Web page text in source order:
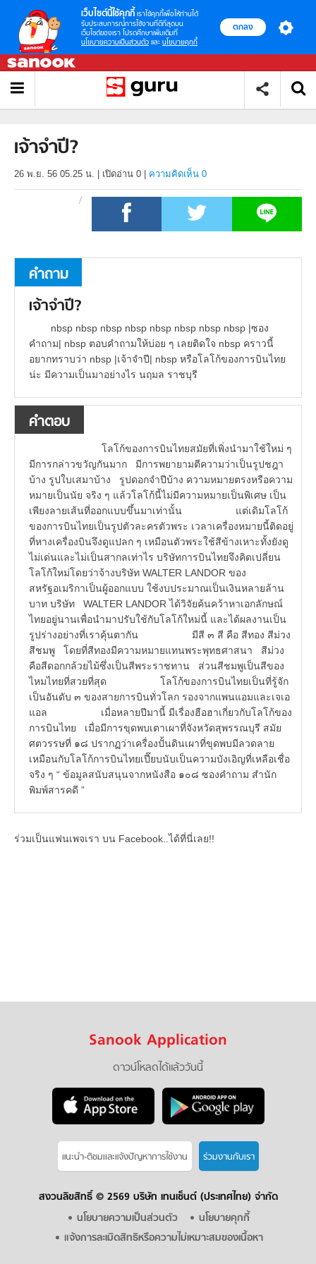
เว็บไซต์นี้ใช้คุกกี้ เราใช้คุกกี้เพื่อให้ท่านได้
รับประสบการณ์การใช้งานที่ดีที่สุดบน
เว็บไซต์ของเรา โปรดศึกษาเพิ่มเติมที่
นโยบายความเป็นส่วนตัว และ นโยบายคุกกี้
ตกลง
เจ้าจำปี?
26 พ.ย. 56 05.25 น. เปิดอ่าน 0 ความคิดเห็น 0
คำถาม
เจ้าจำปี?
nbsp nbsp nbsp nbsp nbsp nbsp nbsp nbsp |ซอง
คำถาม| nbsp ตอบคำถามให้บ่อย ๆ เลยติดใจ nbsp คราวนี้
อยากทราบว่า nbsp |เจ้าจำปี| nbsp หรือโลโก้ของการบินไทย
น่ะ มีความเป็นมาอย่างไร นฤมล ราชบุรี
คำตอบ
โลโก้ของการบินไทยสมัยที่เพิ่งนำมาใช้ใหม่ ๆ
มีการกล่าวขวัญกันมาก มีการพยายามตีความว่าเป็นรูปชฎา
บ้าง รูปใบเสมาบ้าง รูปดอกจำปีบ้าง ความหมายตรงหรือความ
หมายเป็นนัย จริง ๆ แล้วโลโก้นี้ไม่มีความหมายเป็นพิเศษ เป็น
เพียงลายเส้นที่ออกแบบขึ้นมาเท่านั้น แต่เดิมโลโก้
ของการบินไทยเป็นรูปตัวละครตัวพระ เวลาเครื่องหมายนี้ติดอยู่
ที่หางเครื่องบินจึงดูแปลก ๆ เหมือนตัวพระใช้สีข้างเหาะทั้งยังดู
ไม่เด่นและไม่เป็นสากลเท่าไร บริษัทการบินไทยจึงคิดเปลี่ยน
โลโก้ใหม่โดยว่าจ้างบริษัท WALTER LANDOR ของ
สหรัฐอเมริกาเป็นผู้ออกแบบ ใช้งบประมาณเป็นเงินหลายล้าน
บาท บริษัท WALTER LANDOR ได้วิจัยค้นคว้าหาเอกลักษณ์
ไทยอยู่นานเพื่อนำมาปรับใช้กับโลโก้ใหม่นี้ และได้ผลงานเป็น
รูปร่างอย่างที่เราคุ้นตากัน มีสี ๓ สี คือ สีทอง สีม่วง
สีชมพู โดยที่สีทองมีความหมายแทนพระพุทธศาสนา สีม่วง
คือสีดอกกล้วยไม้ซึ่งเป็นสีพระราชทาน ส่วนสีชมพูเป็นสีของ
ไหมไทยที่สวยที่สุด โลโก้ของการบินไทยเป็นที่รู้จัก
เป็นอันดับ ๓ ของสายการบินทั่วโลก รองจากแพนแอมและเจเอ
แอล เมื่อหลายปีมานี้ มีเรื่องฮือฮาเกี่ยวกับโลโก้ของ
การบินไทย เมื่อมีการขุดพบเตาเผาที่จังหวัดสุพรรณบุรี สมัย
ศตวรรษที่ ๑๘ ปรากฏว่าเครื่องปั้นดินเผาที่ขุดพบมีลวดลาย
เหมือนกับโลโก้การบินไทยเปี๊ยบนับเป็นความบังเอิญที่เหลือเชื่อ
จริง ๆ “ ข้อมูลสนับสนุนจากหนังสือ ๑๐๘ ซองคำถาม สำนัก
พิมพ์สารคดี ”
ร่วมเป็นแฟนเพจเรา บน Facebook..ได้ที่นี่เลย!!
Sanook Application
ดาวน์โหลดได้แล้ววันนี้
แนะนำ-ติชมเเละแจ้งปัญหาการใช้งาน ร่วมงานกับเรา
สงวนลิขสิทธิ์ © 2569 บริษัท เทนเซ็นต์ (ประเทศไทย) จำกัด
นโยบายความเป็นส่วนตัว
นโยบายคุกกี้
แจ้งการละเมิดสิทธิหรือความไม่เหมาะสมของเนื้อหา